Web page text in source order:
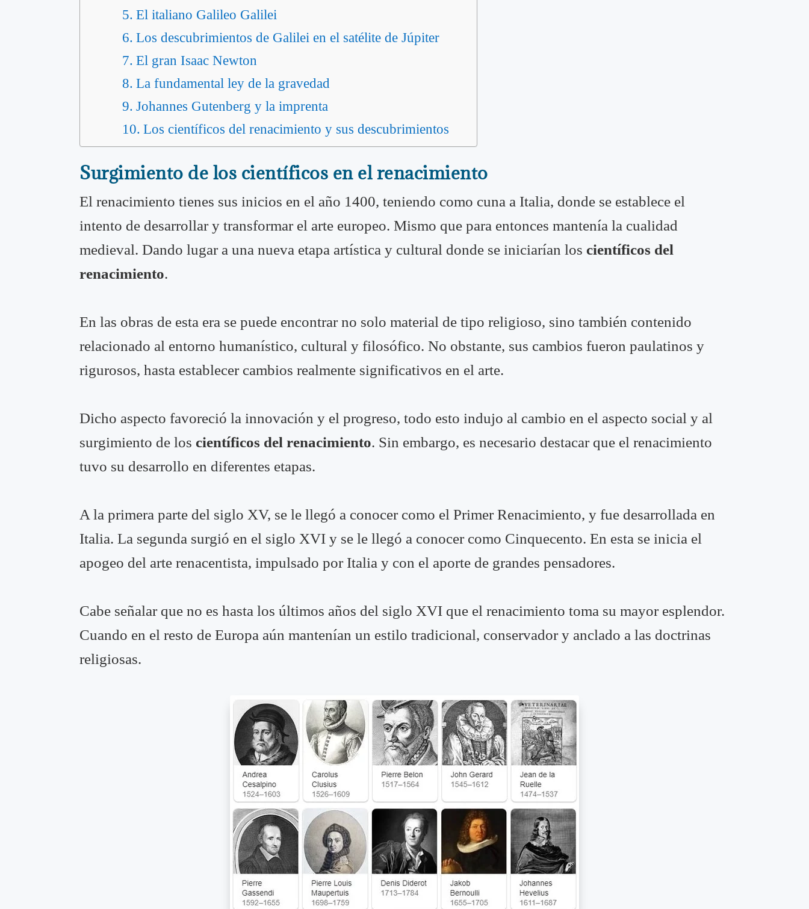
El italiano Galileo Galilei
Los descubrimientos de Galilei en el satélite de Júpiter
El gran Isaac Newton
La fundamental ley de la gravedad
Johannes Gutenberg y la imprenta
Los científicos del renacimiento y sus descubrimientos
Surgimiento de los científicos en el renacimiento
El renacimiento tienes sus inicios en el año 1400, teniendo como cuna a Italia, donde se establece el
intento de desarrollar y transformar el arte europeo. Mismo que para entonces mantenía la cualidad
medieval. Dando lugar a una nueva etapa artística y cultural donde se iniciarían los científicos del
renacimiento.
En las obras de esta era se puede encontrar no solo material de tipo religioso, sino también contenido
relacionado al entorno humanístico, cultural y filosófico. No obstante, sus cambios fueron paulatinos y
rigurosos, hasta establecer cambios realmente significativos en el arte.
Dicho aspecto favoreció la innovación y el progreso, todo esto indujo al cambio en el aspecto social y al
surgimiento de los científicos del renacimiento. Sin embargo, es necesario destacar que el renacimiento
tuvo su desarrollo en diferentes etapas.
A la primera parte del siglo XV, se le llegó a conocer como el Primer Renacimiento, y fue desarrollada en
Italia. La segunda surgió en el siglo XVI y se le llegó a conocer como Cinquecento. En esta se inicia el
apogeo del arte renacentista, impulsado por Italia y con el aporte de grandes pensadores.
Cabe señalar que no es hasta los últimos años del siglo XVI que el renacimiento toma su mayor esplendor.
Cuando en el resto de Europa aún mantenían un estilo tradicional, conservador y anclado a las doctrinas
religiosas.